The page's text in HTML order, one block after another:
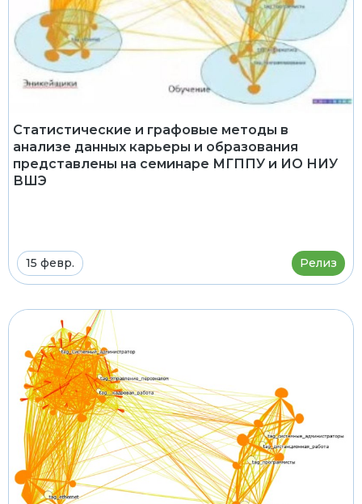
Статистические и графовые методы в
анализе данных карьеры и образования
представлены на семинаре МГППУ и ИО НИУ
ВШЭ
15 февр. Релиз